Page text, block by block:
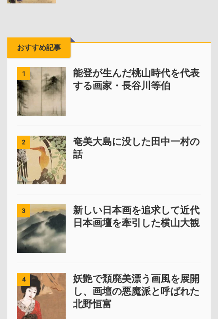
おすすめ記事
1
能登が生んだ桃山時代を代表
する画家・長谷川等伯
2
奄美大島に没した田中一村の
話
3
新しい日本画を追求して近代
日本画壇を牽引した横山大観
4
妖艶で頽廃美漂う画風を展開
し、画壇の悪魔派と呼ばれた
北野恒富